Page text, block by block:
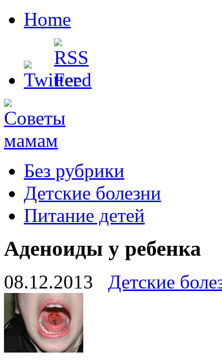
Home
Без рубрики
Детские болезни
Питание детей
Аденоиды у ребенка
08.12.2013 Детские